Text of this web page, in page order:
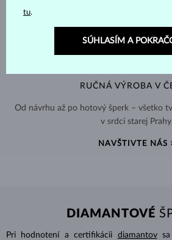
RUČNÁ VÝROBA V
Od návrhu až po hotový šperk – všetko
v srdci starej
NAVŠTIVTE NÁS
DIAMANTOVÉ
Pri hodnotení a certifikácii diamantovsa
tu.
SÚHLASÍM A